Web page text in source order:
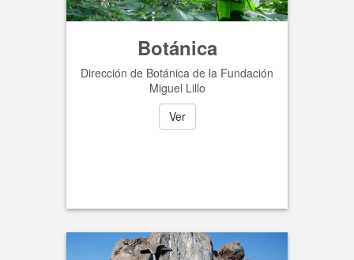
Botánica
Dirección de Botánica de la Fundación
Miguel Lillo
Ver